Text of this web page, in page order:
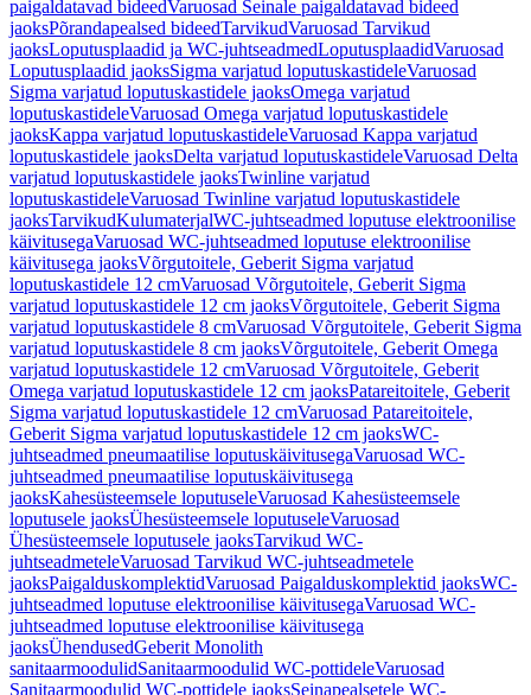
paigaldatavad bideedVaruosad Seinale paigaldatavad bideed
jaoksPõrandapealsed bideedTarvikudVaruosad Tarvikud
jaoksLoputusplaadid ja WC-juhtseadmedLoputusplaadidVaruosad
Loputusplaadid jaoksSigma varjatud loputuskastideleVaruosad
Sigma varjatud loputuskastidele jaoksOmega varjatud
loputuskastideleVaruosad Omega varjatud loputuskastidele
jaoksKappa varjatud loputuskastideleVaruosad Kappa varjatud
loputuskastidele jaoksDelta varjatud loputuskastideleVaruosad Delta
varjatud loputuskastidele jaoksTwinline varjatud
loputuskastideleVaruosad Twinline varjatud loputuskastidele
jaoksTarvikudKulumaterjalWC-juhtseadmed loputuse elektroonilise
käivitusegaVaruosad WC-juhtseadmed loputuse elektroonilise
käivitusega jaoksVõrgutoitele, Geberit Sigma varjatud
loputuskastidele 12 cmVaruosad Võrgutoitele, Geberit Sigma
varjatud loputuskastidele 12 cm jaoksVõrgutoitele, Geberit Sigma
varjatud loputuskastidele 8 cmVaruosad Võrgutoitele, Geberit Sigma
varjatud loputuskastidele 8 cm jaoksVõrgutoitele, Geberit Omega
varjatud loputuskastidele 12 cmVaruosad Võrgutoitele, Geberit
Omega varjatud loputuskastidele 12 cm jaoksPatareitoitele, Geberit
Sigma varjatud loputuskastidele 12 cmVaruosad Patareitoitele,
Geberit Sigma varjatud loputuskastidele 12 cm jaoksWC-
juhtseadmed pneumaatilise loputuskäivitusegaVaruosad WC-
juhtseadmed pneumaatilise loputuskäivitusega
jaoksKahesüsteemsele loputuseleVaruosad Kahesüsteemsele
loputusele jaoksÜhesüsteemsele loputuseleVaruosad
Ühesüsteemsele loputusele jaoksTarvikud WC-
juhtseadmeteleVaruosad Tarvikud WC-juhtseadmetele
jaoksPaigalduskomplektidVaruosad Paigalduskomplektid jaoksWC-
juhtseadmed loputuse elektroonilise käivitusegaVaruosad WC-
juhtseadmed loputuse elektroonilise käivitusega
jaoksÜhendusedGeberit Monolith
sanitaarmoodulidSanitaarmoodulid WC-pottideleVaruosad
Sanitaarmoodulid WC-pottidele jaoksSeinapealsetele WC-